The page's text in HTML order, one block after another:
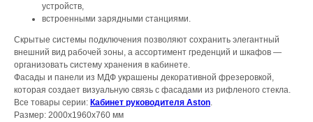
устройств,
встроенными зарядными станциями.
Скрытые системы подключения позволяют сохранить элегантный
внешний вид рабочей зоны, а ассортимент греденций и шкафов —
организовать систему хранения в кабинете.
Фасады и панели из МДФ украшены декоративной фрезеровкой,
которая создает визуальную связь с фасадами из рифленого стекла.
Все товары серии: Кабинет руководителя Aston.
Размер: 2000x1960x760 мм